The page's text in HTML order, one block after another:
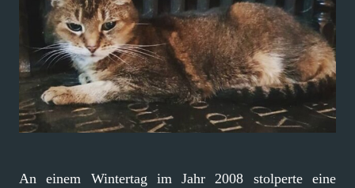
An einem Wintertag im Jahr 2008 stolperte eine